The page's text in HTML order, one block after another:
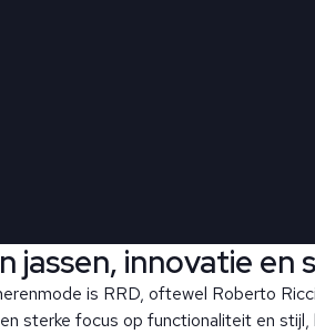
jassen, innovatie en
is RRD, oftewel Roberto
sterke focus op functionaliteit en